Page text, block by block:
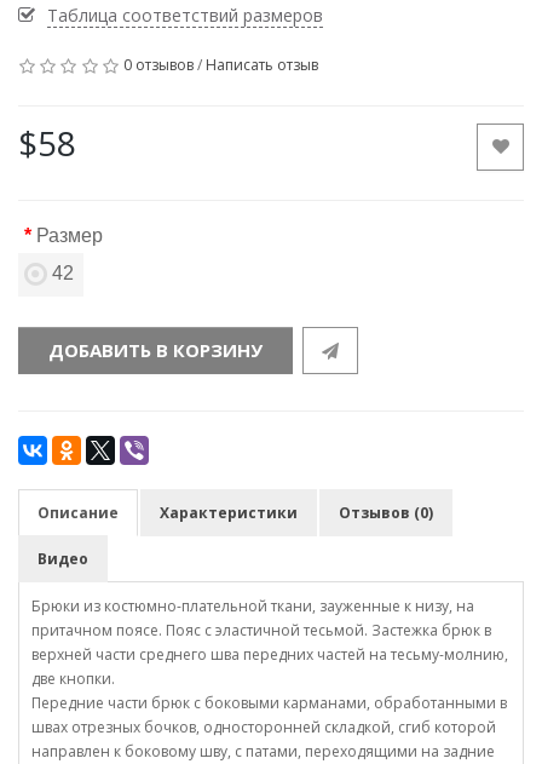
Таблица соответствий размеров
0 отзывов/ Написать отзыв
$58
Размер
42
ДОБАВИТЬ В КОРЗИНУ
Описание Характеристики Отзывов (0)
Видео
Брюки из костюмно-плательной ткани, зауженные к низу, на
притачном поясе. Пояс с эластичной тесьмой. Застежка брюк в
верхней части среднего шва передних частей на тесьму-молнию,
две кнопки.
Передние части брюк с боковыми карманами, обработанными в
швах отрезных бочков, односторонней складкой, сгиб которой
направлен к боковому шву, с патами, переходящими на задние